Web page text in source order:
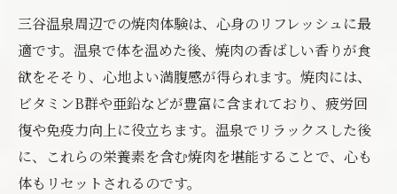
三谷温泉周辺での焼肉体験は、心身のリフレッシュに最
適です。温泉で体を温めた後、焼肉の香ばしい香りが食
欲をそそり、心地よい満腹感が得られます。焼肉には、
ビタミンB群や亜鉛などが豊富に含まれており、疲労回
復や免疫力向上に役立ちます。温泉でリラックスした後
に、これらの栄養素を含む焼肉を堪能することで、心も
体もリセットされるのです。